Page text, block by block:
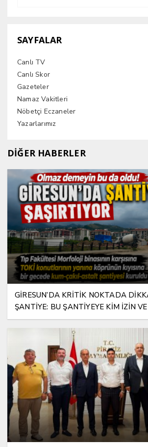
SAYFALAR
Canlı TV
Canlı Skor
Gazeteler
Namaz Vakitleri
Nöbetçi Eczaneler
Yazarlarımız
DİĞER HABERLER
GİRESUN’DA KRİTİK NOKTADA
ŞANTİYE: BU ŞANTİYEYE KİM İZİN